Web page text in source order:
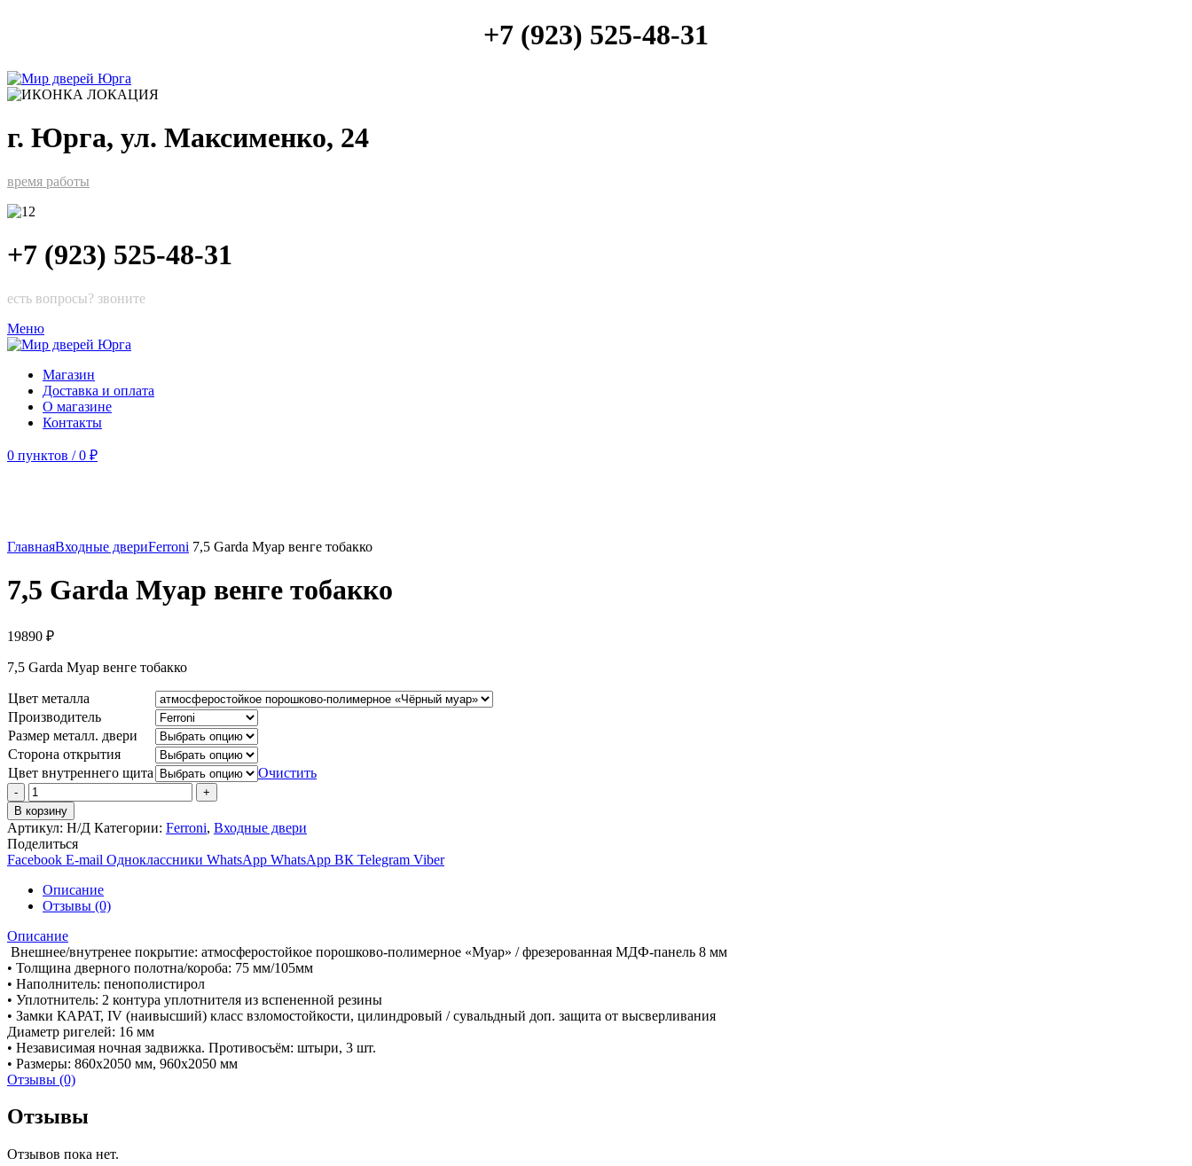
+7 (923) 525-48-31
г. Юрга, ул. Максименко, 24
время работы
+7 (923) 525-48-31
есть вопросы? звоните
Меню
Магазин
Доставка и оплата
О магазине
Контакты
0 пунктов / 0 ₽
ГлавнаяВходные двериFerroni 7,5 Garda Муар венге тобакко
7,5 Garda Муар венге тобакко
19890 ₽
7,5 Garda Муар венге тобакко
Цвет металла
Производитель
Размер металл. двери
Сторона открытия
Цвет внутреннего щита
Очистить
Количество
товара
7,5
Garda
Муар
венге
тобакко
В корзину
Артикул: Н/Д Категории: Ferroni, Входные двери
Поделиться
Facebook E-mail Одноклассники WhatsApp WhatsApp ВК Telegram Viber
Описание
Отзывы (0)
Описание
Внешнее/внутренее покрытие: атмосферостойкое порошково-полимерное «Муар» / фрезерованная МДФ-панель 8 мм
• Толщина дверного полотна/короба: 75 мм/105мм
• Наполнитель: пенополистирол
• Уплотнитель: 2 контура уплотнителя из вспененной резины
• Замки КАРАТ, IV (наивысший) класс взломостойкости, цилиндровый / сувальдный доп. защита от высверливания
Диаметр ригелей: 16 мм
• Независимая ночная задвижка. Противосъём: штыри, 3 шт.
• Размеры: 860х2050 мм, 960х2050 мм
Отзывы (0)
Отзывы
Отзывов пока нет.